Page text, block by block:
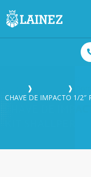
❱ ❱
CHAVE DE IMPACTO 1/2″
CHAVE DE